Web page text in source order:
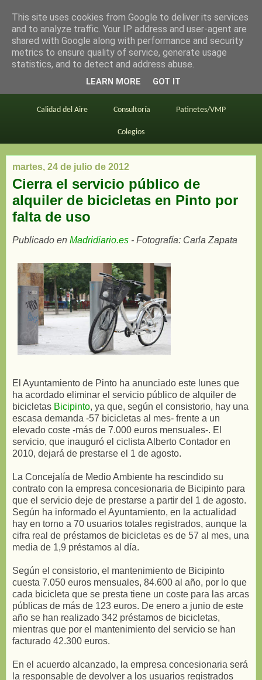
en bici por madrid
Este blog BiciMAD Primeros consejos
Calidad del Aire Consultoría Patinetes/VMP
Colegios
martes, 24 de julio de 2012
Cierra el servicio público de
alquiler de bicicletas en Pinto por
falta de uso
Publicado en Madridiario.es - Fotografía: Carla Zapata
El Ayuntamiento de Pinto ha anunciado este lunes que
ha acordado eliminar el servicio público de alquiler de
bicicletas Bicipinto, ya que, según el consistorio, hay una
escasa demanda -57 bicicletas al mes- frente a un
elevado coste -más de 7.000 euros mensuales-. El
servicio, que inauguró el ciclista Alberto Contador en
2010, dejará de prestarse el 1 de agosto.
La Concejalía de Medio Ambiente ha rescindido su
contrato con la empresa concesionaria de Bicipinto para
que el servicio deje de prestarse a partir del 1 de agosto.
Según ha informado el Ayuntamiento, en la actualidad
hay en torno a 70 usuarios totales registrados, aunque la
cifra real de préstamos de bicicletas es de 57 al mes, una
media de 1,9 préstamos al día.
Según el consistorio, el mantenimiento de Bicipinto
cuesta 7.050 euros mensuales, 84.600 al año, por lo que
cada bicicleta que se presta tiene un coste para las arcas
públicas de más de 123 euros. De enero a junio de este
año se han realizado 342 préstamos de bicicletas,
mientras que por el mantenimiento del servicio se han
facturado 42.300 euros.
En el acuerdo alcanzado, la empresa concesionaria será
la responsable de devolver a los usuarios registrados
This site uses cookies from Google to deliver its services
and to analyze traffic. Your IP address and user-agent are
shared with Google along with performance and security
metrics to ensure quality of service, generate usage
statistics, and to detect and address abuse.
LEARN MORE GOT IT